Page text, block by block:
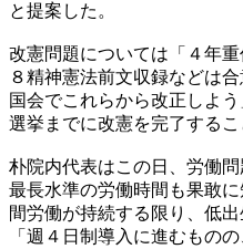
と提案した。
改憲問題については「４年
８精神憲法前文収録などは
国会でこれらから改正しよ
選挙までに改憲を完了する
朴院内代表はこの日、労働
最長水準の労働時間も果敢
間労働が持続する限り、低
「週４日制導入に進むもの